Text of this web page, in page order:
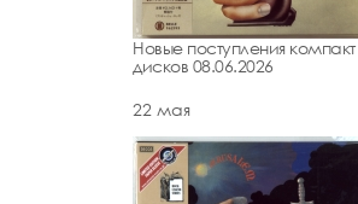
Новые поступления компакт
дисков 08.06.2026
22 мая